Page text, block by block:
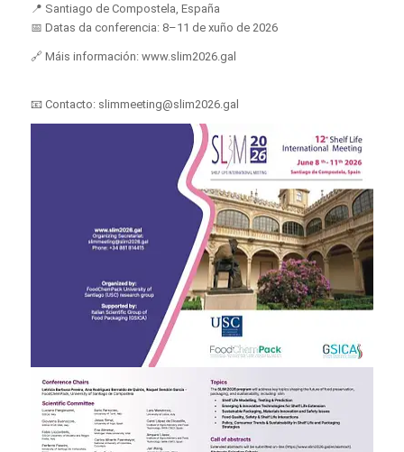
📍 Santiago de Compostela, España
📅 Datas da conferencia: 8–11 de xuño de 2026
🔗 Máis información: www.slim2026.gal
📧 Contacto: slimmeeting@slim2026.gal